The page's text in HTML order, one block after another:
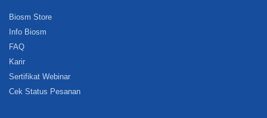
Biosm Store
Info Biosm
FAQ
Karir
Sertifikat Webinar
Cek Status Pesanan